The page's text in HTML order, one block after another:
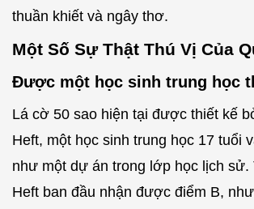
thuần khiết và ngây thơ.
Một Số Sự Thật Thú Vị Của
Được một học sinh trung học
Lá cờ 50 sao hiện tại được thiết kế
Heft, một học sinh trung học 17 tuổi
như một dự án trong lớp học lịch sử.
Heft ban đầu nhận được điểm B,